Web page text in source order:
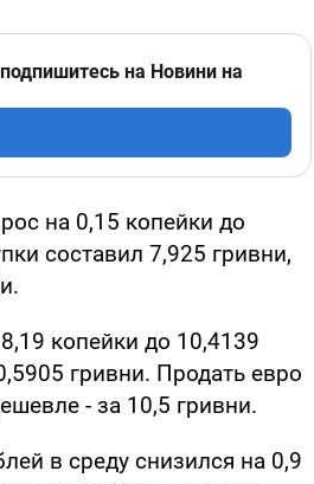
на Новини на
на 0,15 копейки до
составил 7,925 гривни,
копейки до 10,4139
гривни. Продать евро
- за 10,5 гривни.
в среду снизился на 0,9